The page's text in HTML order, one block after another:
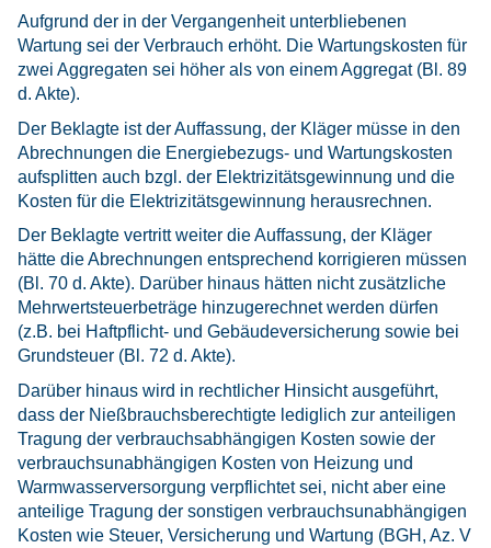
Aufgrund der in der Vergangenheit unterbliebenen
Wartung sei der Verbrauch erhöht. Die Wartungskosten für
zwei Aggregaten sei höher als von einem Aggregat (Bl. 89
d. Akte).
Der Beklagte ist der Auffassung, der Kläger müsse in den
Abrechnungen die Energiebezugs- und Wartungskosten
aufsplitten auch bzgl. der Elektrizitätsgewinnung und die
Kosten für die Elektrizitätsgewinnung herausrechnen.
Der Beklagte vertritt weiter die Auffassung, der Kläger
hätte die Abrechnungen entsprechend korrigieren müssen
(Bl. 70 d. Akte). Darüber hinaus hätten nicht zusätzliche
Mehrwertsteuerbeträge hinzugerechnet werden dürfen
(z.B. bei Haftpflicht- und Gebäudeversicherung sowie bei
Grundsteuer (Bl. 72 d. Akte).
Darüber hinaus wird in rechtlicher Hinsicht ausgeführt,
dass der Nießbrauchsberechtigte lediglich zur anteiligen
Tragung der verbrauchsabhängigen Kosten sowie der
verbrauchsunabhängigen Kosten von Heizung und
Warmwasserversorgung verpflichtet sei, nicht aber eine
anteilige Tragung der sonstigen verbrauchsunabhängigen
Kosten wie Steuer, Versicherung und Wartung (BGH, Az. V